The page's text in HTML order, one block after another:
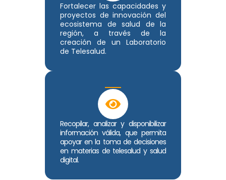
Fortalecer las capacidades y
proyectos de innovación del
ecosistema de salud de la
región, a través de la
creación de un Laboratorio
de Telesalud.
Recopilar, analizar y disponibilizar
información válida, que permita
apoyar en la toma de decisiones
en materias de telesalud y salud
digital.